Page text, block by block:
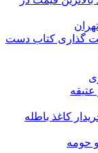
گذاری کتاب دست
کاغذ باطله
حومه